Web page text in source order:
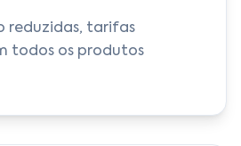
reduzidas, tarifas
todos os produtos